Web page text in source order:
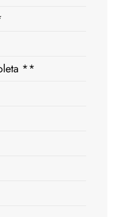
**